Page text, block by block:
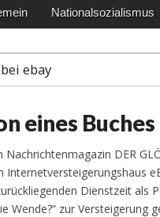
Nationalsozialismus
ebay
eines
Nachrichtenmagazin DER
Internetversteigerungshaus
Dienstzeit als
Wende?“ zur Versteigerung